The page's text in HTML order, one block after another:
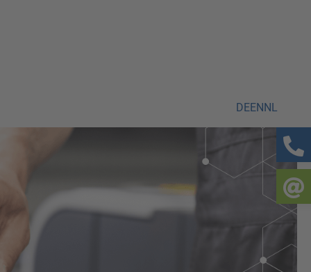
DEENNL